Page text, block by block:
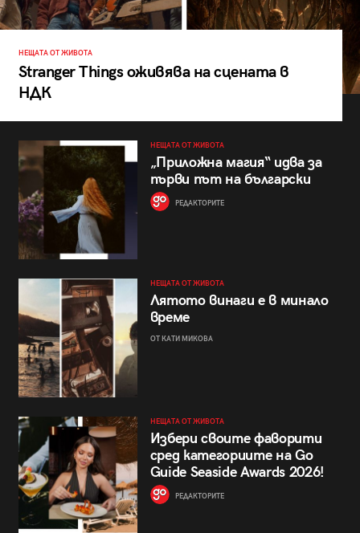
НЕЩАТА ОТ ЖИВОТА
Stranger Things оживява на сцената в
НДК
НЕЩАТА ОТ ЖИВОТА
„Приложна магия“ идва за
първи път на български
РЕДАКТОРИТЕ
НЕЩАТА ОТ ЖИВОТА
Лятото винаги е в минало
време
ОТ КАТИ МИКОВА
НЕЩАТА ОТ ЖИВОТА
Избери своите фаворити
сред категориите на Go
Guide Seaside Awards 2026!
РЕДАКТОРИТЕ